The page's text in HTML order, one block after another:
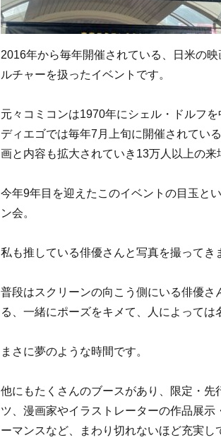
2016年から毎年開催されている、日米の
ルチャーを扱ったイベントです。
元々コミコンは1970年にシェル・ドルフ
ディエゴでは毎年7月上旬に開催されてい
画と内容も拡大されていき13万人以上の来
今年9年目を迎えたこのイベントの目玉と
ン会。
私も推している俳優さんと写真を撮ってき
普段はスクリーンの向こう側にいる俳優
る、一緒にポーズをキメて、人によっては
まさに夢のような時間です。
他にもたくさんのブースがあり、限定・
ツ、漫画家やイラストレーターの作品展
ーマンスなど、まわり切れないほど充実し